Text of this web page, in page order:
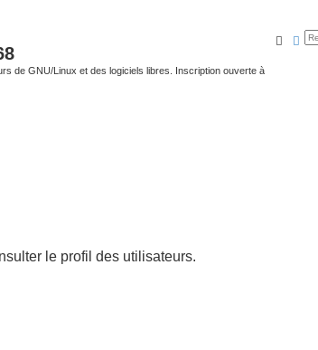
de GNU/Linux et des logiciels libres. Inscription ouverte à
le profil des utilisateurs.